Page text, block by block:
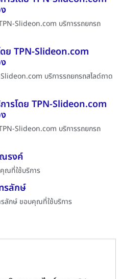
Slideon.com บริการรถยกรถ
ย TPN-Slideon.com
บริการรถยกรถสไลด์ถาด
รโดย TPN-Slideon.com
Slideon.com บริการรถยกรถ
รงค์
ณที่ใช้บริการ
รลักษ์
ลักษ์ ขอบคุณที่ใช้บริการ